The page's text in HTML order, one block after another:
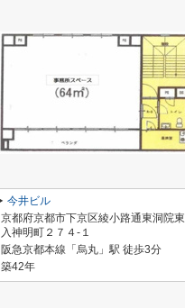
今井ビル
京都府京都市下京区綾小路通東洞院東
入神明町２７４-１
阪急京都本線「烏丸」駅 徒歩3分
築42年